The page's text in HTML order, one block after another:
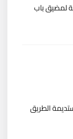
لمضيق باب
الطريق